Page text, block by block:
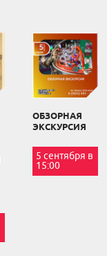
ОБЗОРНАЯ
ЭКСКУРСИЯ
5 сентября в
15:00